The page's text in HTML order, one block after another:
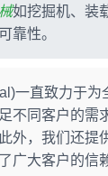
如挖掘机、装
靠性。
一直致力于
不同客户的需
外，我们还提
广大客户的信